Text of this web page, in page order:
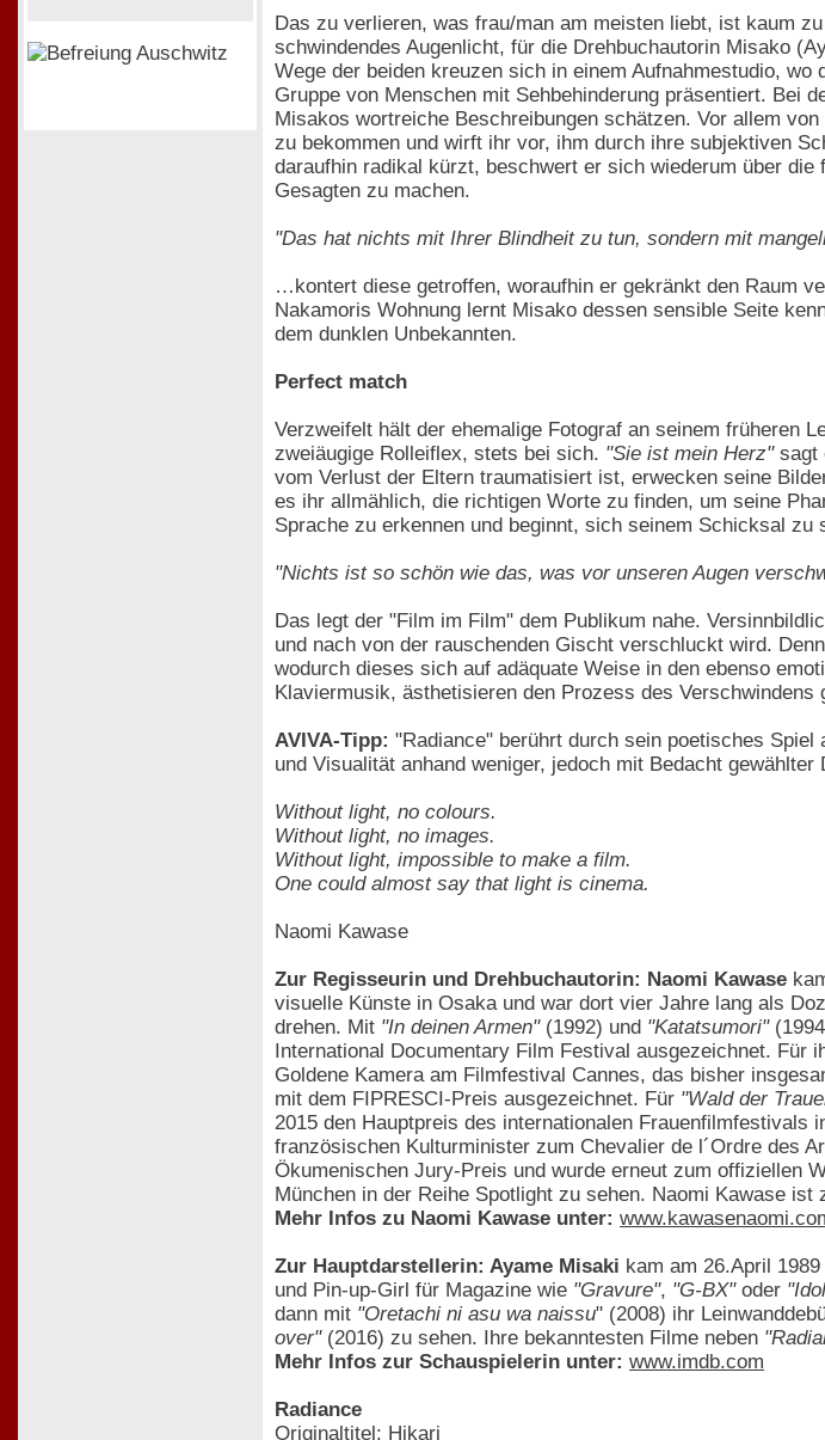
Das zu verlieren, was frau/man am meisten liebt, ist kaum
schwindendes Augenlicht, für die Drehbuchautorin Misako
Wege der beiden kreuzen sich in einem Aufnahmestudio,
Gruppe von Menschen mit Sehbehinderung präsentiert. Bei
Misakos wortreiche Beschreibungen schätzen. Vor allem
zu bekommen und wirft ihr vor, ihm durch ihre subjektiven
daraufhin radikal kürzt, beschwert er sich wiederum über
Gesagten zu machen.
"Das hat nichts mit Ihrer Blindheit zu tun, sondern mit
…kontert diese getroffen, woraufhin er gekränkt den Raum
Nakamoris Wohnung lernt Misako dessen sensible Seite
dem dunklen Unbekannten.
Perfect match
Verzweifelt hält der ehemalige Fotograf an seinem früheren
zweiäugige Rolleiflex, stets bei sich. "Sie ist mein Herz"sagt
vom Verlust der Eltern traumatisiert ist, erwecken seine
es ihr allmählich, die richtigen Worte zu finden, um seine
Sprache zu erkennen und beginnt, sich seinem Schicksal zu
"Nichts ist so schön wie das, was vor unseren Augen
Das legt der "Film im Film" dem Publikum nahe.
und nach von der rauschenden Gischt verschluckt wird.
wodurch dieses sich auf adäquate Weise in den ebenso
Klaviermusik, ästhetisieren den Prozess des Verschwindens
AVIVA-Tipp: "Radiance" berührt durch sein poetisches
und Visualität anhand weniger, jedoch mit Bedacht
Without light, no colours.
Without light, no images.
Without light, impossible to make a film.
One could almost say that light is cinema.
Naomi Kawase
Zur Regisseurin und Drehbuchautorin: Naomi Kawase
visuelle Künste in Osaka und war dort vier Jahre lang als
drehen. Mit "In deinen Armen"(1992) und "Katatsumori"
International Documentary Film Festival ausgezeichnet. Für
Goldene Kamera am Filmfestival Cannes, das bisher
mit dem FIPRESCI-Preis ausgezeichnet. Für "Wald der
2015 den Hauptpreis des internationalen Frauenfilmfestivals
französischen Kulturminister zum Chevalier de l´Ordre des
Ökumenischen Jury-Preis und wurde erneut zum offiziellen
München in der Reihe Spotlight zu sehen. Naomi Kawase
Mehr Infos zu Naomi Kawase unter:
Zur Hauptdarstellerin: Ayame Misaki kam am 26.April
und Pin-up-Girl für Magazine wie "Gravure", "G-BX"oder
dann mit "Oretachi ni asu wa naissu" (2008) ihr
over"(2016) zu sehen. Ihre bekanntesten Filme neben
Mehr Infos zur Schauspielerin unter: www.imdb.com
Radiance
Originaltitel: Hikari